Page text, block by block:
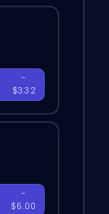
-
$3.32
-
$6.00